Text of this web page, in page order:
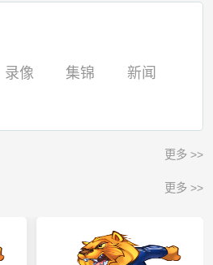
录像 集锦 新闻
更多 >>
更多 >>